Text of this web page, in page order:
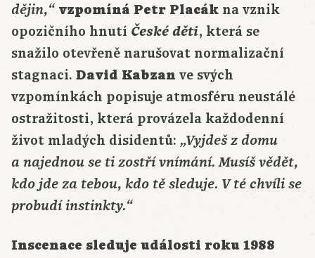
dějin,“ vzpomíná Petr Placák na vznik
opozičního hnutí České děti, která se
snažilo otevřeně narušovat normalizační
stagnaci. David Kabzan ve svých
vzpomínkách popisuje atmosféru neustálé
ostražitosti, která provázela každodenní
život mladých disidentů: „Vyjdeš z domu
a najednou se ti zostří vnímání. Musíš vědět,
kdo jde za tebou, kdo tě sleduje. V té chvíli se
probudí instinkty.“
Inscenace sleduje události roku 1988